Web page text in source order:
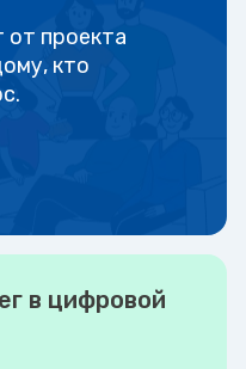
проекта
кто
в цифровой